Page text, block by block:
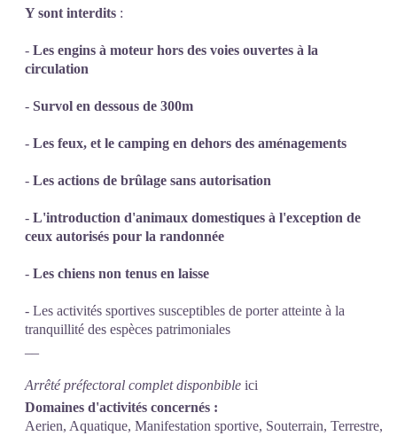
Y sont interdits :
- Les engins à moteur hors des voies ouvertes à la
circulation
- Survol en dessous de 300m
- Les feux, et le camping en dehors des aménagements
- Les actions de brûlage sans autorisation
- L'introduction d'animaux domestiques à l'exception de
ceux autorisés pour la randonnée
- Les chiens non tenus en laisse
- Les activités sportives susceptibles de porter atteinte à la
tranquillité des espèces patrimoniales
Arrêté préfectoral complet disponbible ici
Domaines d'activités concernés :
Aerien, Aquatique, Manifestation sportive, Souterrain, Terrestre,